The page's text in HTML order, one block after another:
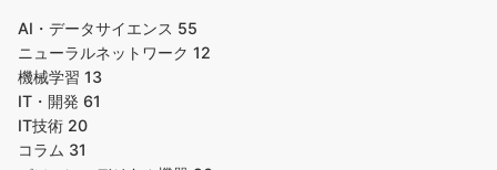
AI・データサイエンス 55
ニューラルネットワーク 12
機械学習 13
IT・開発 61
IT技術 20
コラム 31